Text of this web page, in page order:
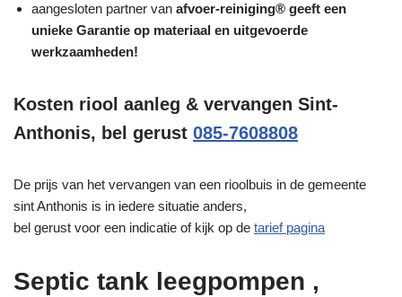
aangesloten partner van afvoer-reiniging® geeft een
unieke Garantie op materiaal en uitgevoerde
werkzaamheden!
Kosten riool aanleg & vervangen Sint-
Anthonis, bel gerust 085-7608808
De prijs van het vervangen van een rioolbuis in de gemeente
sint Anthonis is in iedere situatie anders,
bel gerust voor een indicatie of kijk op de tarief pagina
Septic tank leegpompen ,